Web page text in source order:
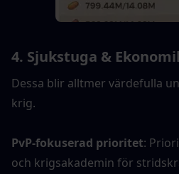
4. Sjukstuga &
Dessa blir alltmer värdefulla
krig.
PvP-fokuserad prioritet:
och krigsakademin för